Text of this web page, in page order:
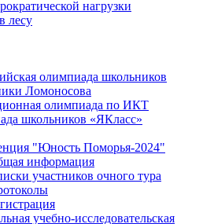
нагрузки
лесу
олимпиада школьников
Ломоносова
олимпиада по ИКТ
школьников «ЯКласс»
"Юность Поморья-2024"
информация
участников очного тура
учебно-исследовательская